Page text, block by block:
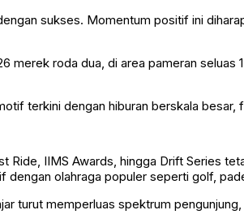
sukses. Momentum positif ini
roda dua, di area pameran seluas
terkini dengan hiburan berskala
IIMS Awards, hingga Drift Series
olahraga populer seperti golf,
turut memperluas spektrum